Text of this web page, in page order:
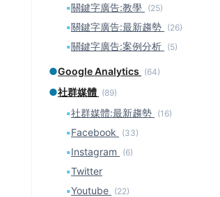
▪關鍵字廣告:教學 (25)
▪關鍵字廣告:最新趨勢 (26)
▪關鍵字廣告:案例分析 (5)
●Google Analytics (64)
●社群媒體 (89)
▪社群媒體:最新趨勢 (16)
▪Facebook (33)
▪Instagram (6)
▪Twitter
▪Youtube (22)